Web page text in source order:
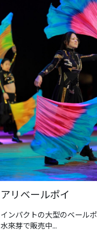
アリベールポイ
インパクトの大型のベール
水來芽で販売中...